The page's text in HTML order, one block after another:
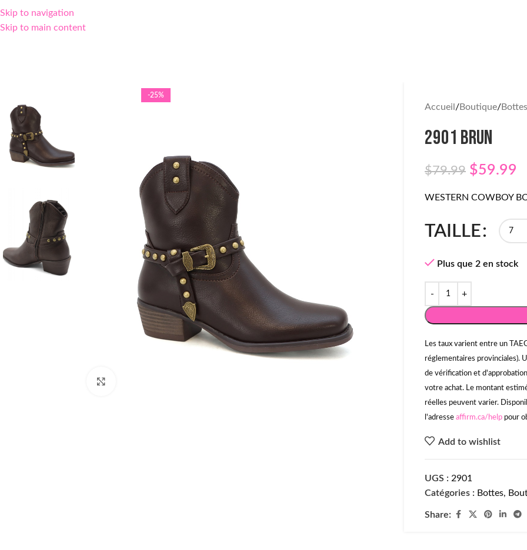
Skip to navigation
Skip to main content
-25%
Accueil Boutique Bottes
2901 BRUN
$79.99 $59.99
WESTERN COWBOY
TAILLE
Plus que 2 en stock
Les taux varient entre un
réglementaires provinciales).
de vérification et
votre achat. Le montant
réelles peuvent varier.
l'adresse affirm.ca/help pour
Add to wishlist
UGS : 2901
Catégories : Bottes,
Share: